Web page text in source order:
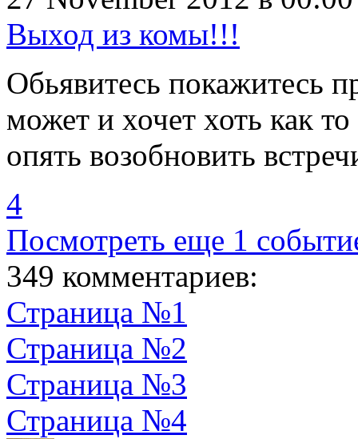
Выход из комы!!!
Обьявитесь покажитесь
может и хочет хоть как
опять возобновить
4
Посмотреть еще 1
349 комментариев:
Страница №1
Страница №2
Страница №3
Страница №4